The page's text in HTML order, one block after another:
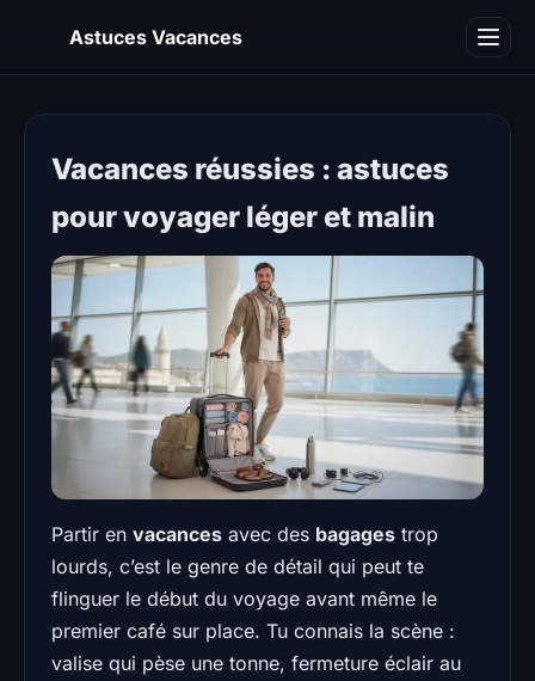
Astuces Vacances
Vacances réussies : astuces
pour voyager léger et malin
Partir en vacances avec des bagages trop
lourds, c’est le genre de détail qui peut te
flinguer le début du voyage avant même le
premier café sur place. Tu connais la scène :
valise qui pèse une tonne, fermeture éclair au